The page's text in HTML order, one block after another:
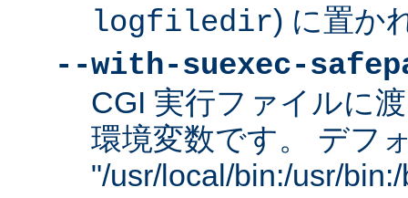
logfiledir) に置か
--with-suexec-
CGI 実行ファイルに
環境変数です。 デフ
"/usr/local/bin:/usr/